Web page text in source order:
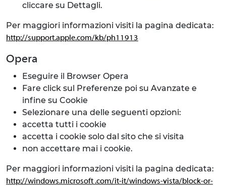
cliccare su Dettagli.
Per maggiori informazioni visiti la pagina dedicata:
http://support.apple.com/kb/ph11913
Opera
Eseguire il Browser Opera
Fare click sul Preferenze poi su Avanzate e
infine su Cookie
Selezionare una delle seguenti opzioni:
accetta tutti i cookie
accetta i cookie solo dal sito che si visita
non accettare mai i cookie.
Per maggiori informazioni visiti la pagina dedicata:
http://windows.microsoft .com/it-it/windows-vista/block-or-